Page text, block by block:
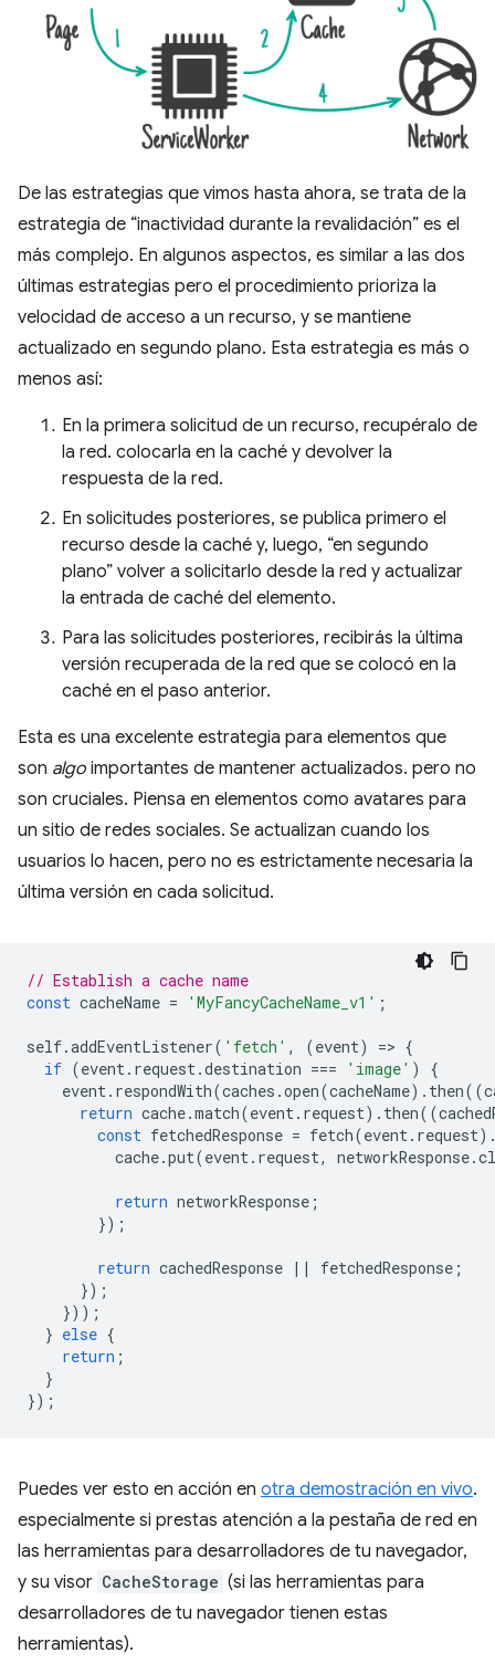
De las estrategias que vimos hasta ahora, se trata de la
estrategia de “inactividad durante la revalidación” es el
más complejo. En algunos aspectos, es similar a las dos
últimas estrategias pero el procedimiento prioriza la
velocidad de acceso a un recurso, y se mantiene
actualizado en segundo plano. Esta estrategia es más o
menos así:
En la primera solicitud de un recurso, recupéralo de
la red. colocarla en la caché y devolver la
respuesta de la red.
En solicitudes posteriores, se publica primero el
recurso desde la caché y, luego, “en segundo
plano” volver a solicitarlo desde la red y actualizar
la entrada de caché del elemento.
Para las solicitudes posteriores, recibirás la última
versión recuperada de la red que se colocó en la
caché en el paso anterior.
Esta es una excelente estrategia para elementos que
son algo importantes de mantener actualizados. pero no
son cruciales. Piensa en elementos como avatares para
un sitio de redes sociales. Se actualizan cuando los
usuarios lo hacen, pero no es estrictamente necesaria la
última versión en cada solicitud.
// Establish a cache name
const cacheName = 'MyFancyCacheName_v1' ;
self.addEventListener( 'fetch' , (event) => {
if (event. request.destination === 'image' )
{
event. respondWith(caches .open(cacheName). then((
return cache.match(event. request). then((
const fetchedResponse = fetch(event. request
cache.put(event. request, networkResponse.
return networkResponse ;
});
return cachedResponse || fetchedResponse ;
});
}));
} else {
return ;
}
});
Puedes ver esto en acción en otra demostración en vivo.
especialmente si prestas atención a la pestaña de red en
las herramientas para desarrolladores de tu navegador,
y su visor CacheStorage (si las herramientas para
desarrolladores de tu navegador tienen estas
herramientas).